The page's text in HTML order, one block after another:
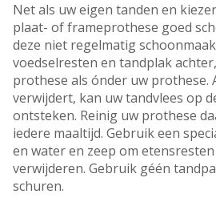
Net als uw eigen tanden en
plaat- of frameprothese goed
deze niet regelmatig
voedselresten en tandplak
prothese als ónder uw prothese.
verwijdert, kan uw tandvlees op
ontsteken. Reinig uw prothese
iedere maaltijd. Gebruik een
en water en zeep om
verwijderen. Gebruik géén
schuren.